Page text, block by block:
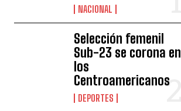
NACIONAL
Selección femenil
Sub-23 se corona en
los
Centroamericanos
DEPORTES